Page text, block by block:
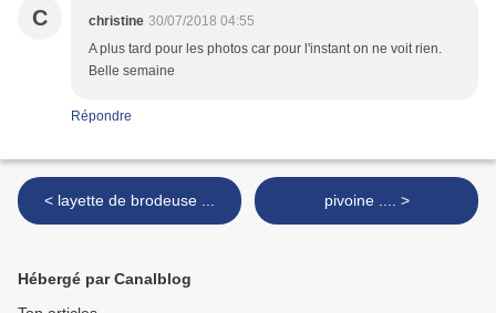
C christine 30/07/2018 04:55
A plus tard pour les photos car pour l'instant on ne voit rien.
Belle semaine
Répondre
< layette de brodeuse ... pivoine .... >
Hébergé par Canalblog